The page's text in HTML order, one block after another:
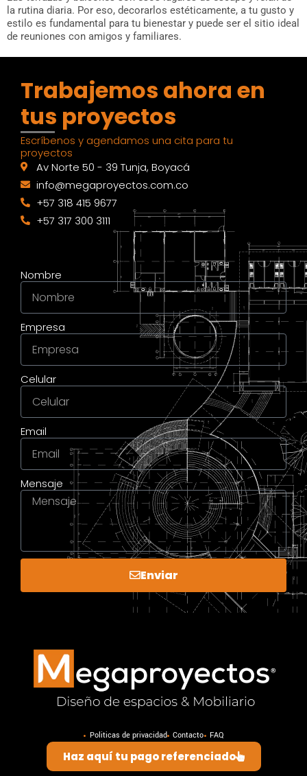
la rutina diaria. Por eso, decorarlos estéticamente, a tu gusto y
estilo es fundamental para tu bienestar y puede ser el sitio ideal
de reuniones con amigos y familiares.
Nombre
Empresa
Celular
Email
Mensaje
Enviar
Trabajemos ahora en
tus proyectos
Escríbenos y agendamos una cita para tu
proyectos
Av Norte 50 - 39 Tunja, Boyacá
info@megaproyectos.com.co
+57 318 415 9677
+57 317 300 3111
Politicas de privacidad Contacto FAQ
Haz aquí tu pago referenciado